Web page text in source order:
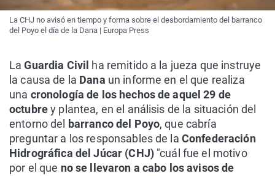
La CHJ no avisó en tiempo y forma sobre el desbordamiento del barranco
del Poyo el día de la Dana | Europa Press
LaGuardia Civil ha remitido a la jueza que instruye
la causa de la Dana un informe en el que realiza
una cronología de los hechos de aquel 29 de
octubrey plantea, en el análisis de la situación del
entorno del
barranco del Poyo, que cabría
preguntar a los responsables de la Confederación
Hidrográfica del Júcar (CHJ)"cuál fue el motivo
por el que no se llevaron a cabo los avisos de